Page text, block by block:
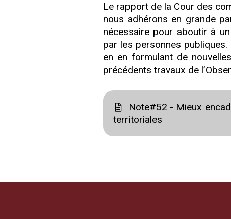
Le rapport de la Cour des
nous adhérons en grande
nécessaire pour aboutir à
par les personnes
en en formulant de
précédents travaux de
Note#52 - Mieux
territoriales